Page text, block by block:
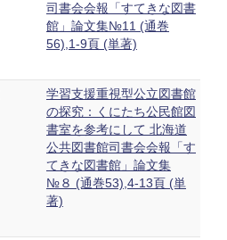
司書会会報「すてきな図書
館」論文集№11 (通巻
56),1-9頁 (単著)
学習支援重視型公立図書館
の探究：くにたち公民館図
書室を参考にして 北海道
公共図書館司書会会報「す
てきな図書館」論文集
№８ (通巻53),4-13頁 (単
著)